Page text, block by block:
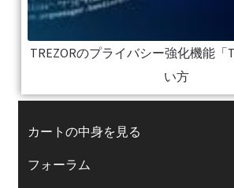
TREZORのプライバシー強化機能「
い方
カートの中身を見る
フォーラム